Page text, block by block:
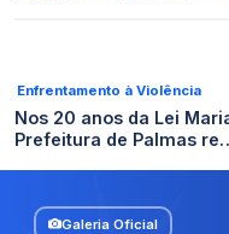
Enfrentamento à Violência
Nos 20 anos da Lei
Prefeitura de Palmas
Galeria Oficial